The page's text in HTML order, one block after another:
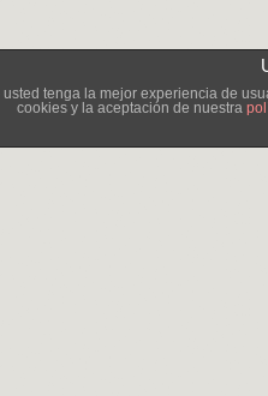
tenga la mejor experiencia de
cookies y la aceptación de nuestra